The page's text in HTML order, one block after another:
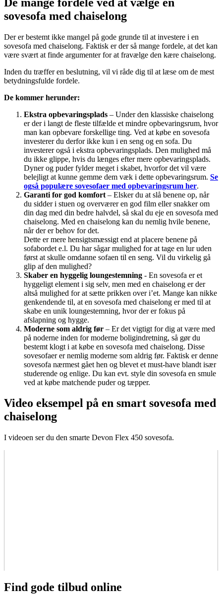
sovesofa med chaiselong
Der er bestemt ikke mangel på gode grunde til at investere i en
sovesofa med chaiselong. Faktisk er der så mange fordele, at det kan
være svært at finde argumenter for at fravælge den kære chaiselong.
Inden du træffer en beslutning, vil vi råde dig til at læse om de mest
betydningsfulde fordele.
De kommer herunder:
Ekstra opbevaringsplads – Under den klassiske chaiselong
er der i langt de fleste tilfælde et mindre opbevaringsrum, hvor
man kan opbevare forskellige ting. Ved at købe en sovesofa
investerer du derfor ikke kun i en seng og en sofa. Du
investerer også i ekstra opbevaringsplads. Den mulighed må
du ikke glippe, hvis du længes efter mere opbevaringsplads.
Dyner og puder fylder meget i skabet, hvorfor det vil være
belejligt at kunne gemme dem væk i dette opbevaringsrum. Se
også populære sovesofaer med opbevaringsrum her.
Garanti for god komfort – Elsker du at slå benene op, når
du sidder i stuen og overværer en god film eller snakker om
din dag med din bedre halvdel, så skal du eje en sovesofa med
chaiselong. Med en chaiselong kan du nemlig hvile benene,
når der er behov for det.
Dette er mere hensigtsmæssigt end at placere benene på
sofabordet e.l. Du har sågar mulighed for at tage en lur uden
først at skulle omdanne sofaen til en seng. Vil du virkelig gå
glip af den mulighed?
Skaber en hyggelig loungestemning - En sovesofa er et
hyggeligt element i sig selv, men med en chaiselong er der
altså mulighed for at sætte prikken over i’et. Mange kan nikke
genkendende til, at en sovesofa med chaiselong er med til at
skabe en unik loungestemning, hvor der er fokus på
afslapning og hygge.
Moderne som aldrig før – Er det vigtigt for dig at være med
på noderne inden for moderne boligindretning, så gør du
bestemt klogt i at købe en sovesofa med chaiselong. Disse
sovesofaer er nemlig moderne som aldrig før. Faktisk er denne
sovesofa nærmest gået hen og blevet et must-have blandt især
studerende og enlige. Du kan evt. style din sovesofa en smule
ved at købe matchende puder og tæpper.
Video eksempel på en smart sovesofa med
chaiselong
I videoen ser du den smarte Devon Flex 450 sovesofa.
Find gode tilbud online